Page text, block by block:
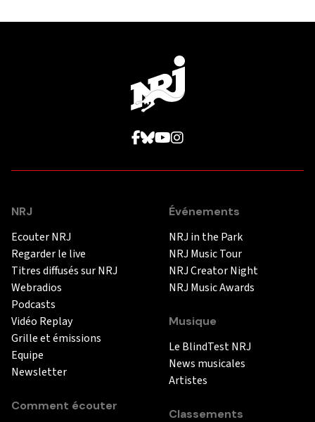
NRJ
Ecouter NRJ
Regarder le live
Titres diffusés sur NRJ
Webradios
Podcasts
Vidéo Replay
Grille et émissions
Equipe
Newsletter
Comment écouter
Événements
NRJ in the Park
NRJ Music Tour
NRJ Creator Night
NRJ Music Awards
Musique
Le BlindTest NRJ
News musicales
Artistes
Classements